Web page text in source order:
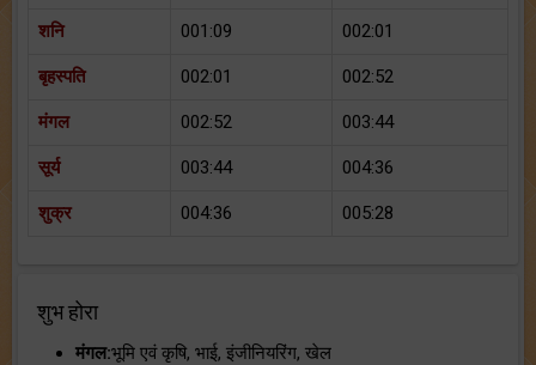
शनि 001:09 002:01
बृहस्पति 002:01 002:52
मंगल 002:52 003:44
सूर्य 003:44 004:36
शुक्र 004:36 005:28
शुभ होरा
मंगल:भूमि एवं कृषि, भाई, इंजीनियरिंग, खेल